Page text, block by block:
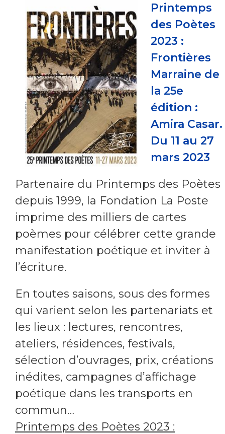
Printemps
des Poètes
2023 :
Frontières
Marraine de
la 25e
édition :
Amira Casar.
Du 11 au 27
mars 2023
Partenaire du Printemps des Poètes
depuis 1999, la Fondation La Poste
imprime des milliers de cartes
poèmes pour célébrer cette grande
manifestation poétique et inviter à
l’écriture.
En toutes saisons, sous des formes
qui varient selon les partenariats et
les lieux : lectures, rencontres,
ateliers, résidences, festivals,
sélection d’ouvrages, prix, créations
inédites, campagnes d’affichage
poétique dans les transports en
commun…
Printemps des Poètes 2023 :